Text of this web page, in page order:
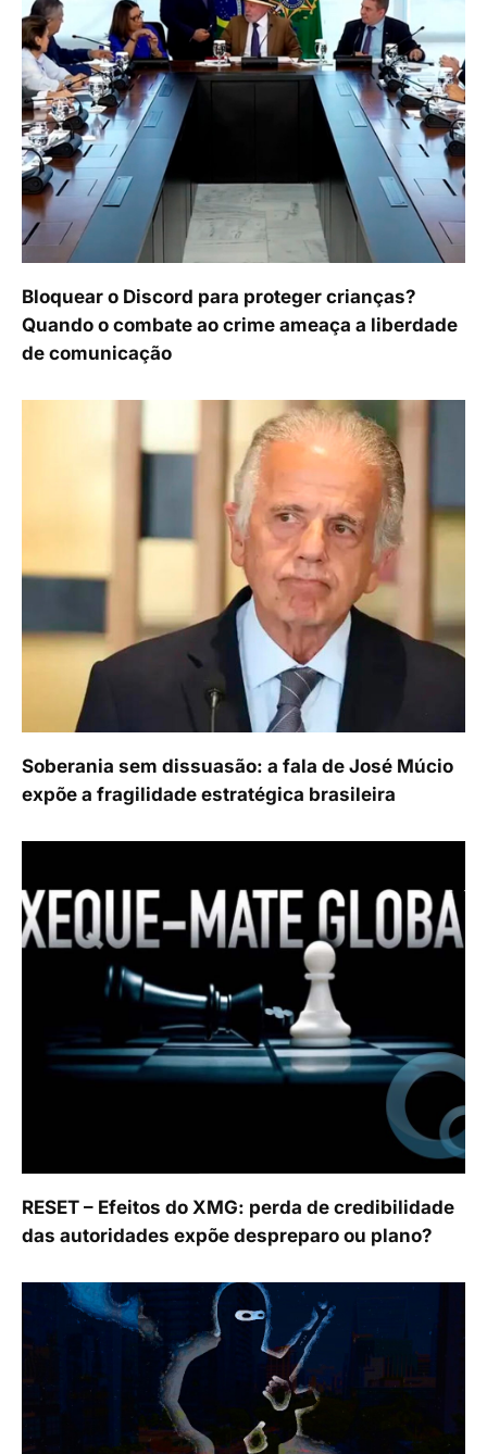
Bloquear o Discord para proteger crianças?
Quando o combate ao crime ameaça a liberdade
de comunicação
Soberania sem dissuasão: a fala de José Múcio
expõe a fragilidade estratégica brasileira
RESET – Efeitos do XMG: perda de credibilidade
das autoridades expõe despreparo ou plano?